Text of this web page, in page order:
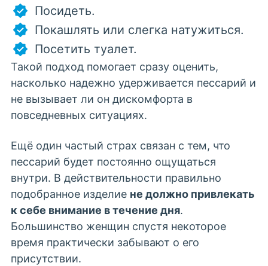
Посидеть.
Покашлять или слегка натужиться.
Посетить туалет.
Такой подход помогает сразу оценить,
насколько надежно удерживается пессарий и
не вызывает ли он дискомфорта в
повседневных ситуациях.
Ещё один частый страх связан с тем, что
пессарий будет постоянно ощущаться
внутри. В действительности правильно
подобранное изделие не должно привлекать
к себе внимание в течение дня.
Большинство женщин спустя некоторое
время практически забывают о его
присутствии.